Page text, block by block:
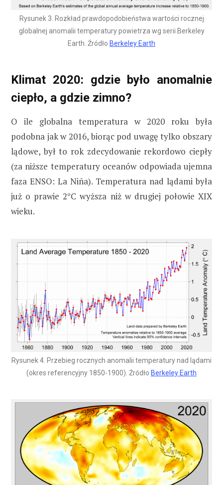
Rysunek 3. Rozkład prawdopodobieństwa wartości rocznej
globalnej anomalii temperatury powietrza wg serii Berkeley
Earth. Źródło Berkeley Earth
Klimat 2020: gdzie było anomalnie
ciepło, a gdzie zimno?
O ile globalna temperatura w 2020 roku była
podobna jak w 2016, biorąc pod uwagę tylko obszary
lądowe, był to rok zdecydowanie rekordowo ciepły
(za niższe temperatury oceanów odpowiada ujemna
faza ENSO: La Niña). Temperatura nad lądami była
już o prawie 2°C wyższa niż w drugiej połowie XIX
wieku.
Rysunek 4. Przebieg rocznych anomalii temperatury nad lądami
(okres referencyjny 1850-1900). Źródło Berkeley Earth